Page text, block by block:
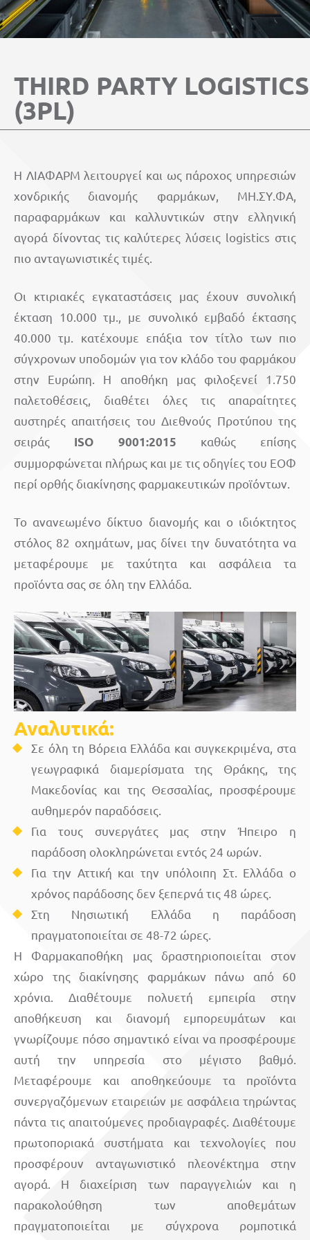
THIRD PARTY LOGISTICS
(3PL)
Η ΛΙΑΦΑΡΜ λειτουργεί και ως πάροχος υπηρεσιών
χονδρικής διανομής φαρμάκων, ΜΗ.ΣΥ.ΦΑ,
παραφαρμάκων και καλλυντικών στην ελληνική
αγορά δίνοντας τις καλύτερες λύσεις logistics στις
πιο ανταγωνιστικές τιμές.
Οι κτιριακές εγκαταστάσεις μας έχουν συνολική
έκταση 10.000 τμ., με συνολικό εμβαδό έκτασης
40.000 τμ. κατέχουμε επάξια τον τίτλο των πιο
σύγχρονων υποδομών για τον κλάδο του φαρμάκου
στην Ευρώπη. Η αποθήκη μας φιλοξενεί 1.750
παλετοθέσεις, διαθέτει όλες τις απαραίτητες
αυστηρές απαιτήσεις του Διεθνούς Προτύπου της
σειράς ISO 9001:2015 καθώς επίσης
συμμορφώνεται πλήρως και με τις οδηγίες του ΕΟΦ
περί ορθής διακίνησης φαρμακευτικών προϊόντων.
Το ανανεωμένο δίκτυο διανομής και ο ιδιόκτητος
στόλος 82 οχημάτων, μας δίνει την δυνατότητα να
μεταφέρουμε με ταχύτητα και ασφάλεια τα
προϊόντα σας σε όλη την Ελλάδα.
Αναλυτικά:
Σε όλη τη Βόρεια Ελλάδα και συγκεκριμένα, στα
γεωγραφικά διαμερίσματα της Θράκης, της
Μακεδονίας και της Θεσσαλίας, προσφέρουμε
αυθημερόν παραδόσεις.
Για τους συνεργάτες μας στην Ήπειρο η
παράδοση ολοκληρώνεται εντός 24 ωρών.
Για την Αττική και την υπόλοιπη Στ. Ελλάδα ο
χρόνος παράδοσης δεν ξεπερνά τις 48 ώρες.
Στη Νησιωτική Ελλάδα η παράδοση
πραγματοποιείται σε 48-72 ώρες.
Η Φαρμακαποθήκη μας δραστηριοποιείται στον
χώρο της διακίνησης φαρμάκων πάνω από 60
χρόνια. Διαθέτουμε πολυετή εμπειρία στην
αποθήκευση και διανομή εμπορευμάτων και
γνωρίζουμε πόσο σημαντικό είναι να προσφέρουμε
αυτή την υπηρεσία στο μέγιστο βαθμό.
Μεταφέρουμε και αποθηκεύουμε τα προϊόντα
συνεργαζόμενων εταιρειών με ασφάλεια τηρώντας
πάντα τις απαιτούμενες προδιαγραφές. Διαθέτουμε
πρωτοποριακά συστήματα και τεχνολογίες που
προσφέρουν ανταγωνιστικό πλεονέκτημα στην
αγορά. Η διαχείριση των παραγγελιών και η
παρακολούθηση των αποθεμάτων
πραγματοποιείται με σύγχρονα ρομποτικά